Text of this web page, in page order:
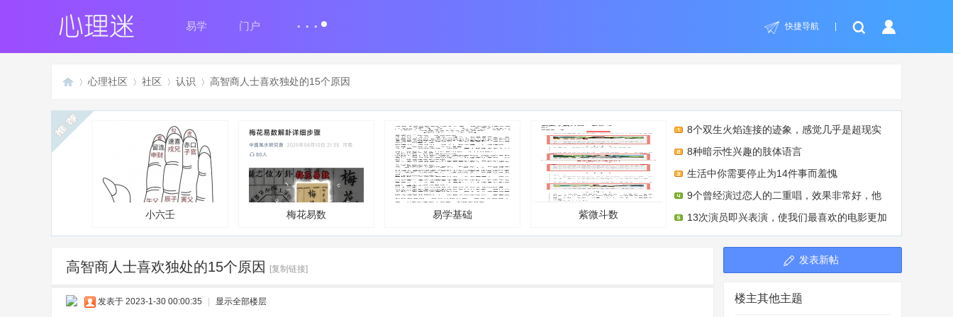
易学 门户 ... 快捷导航
心
心理社区 社区
›
认识
›
高智商人士喜欢独处的15个原因
8个双生火焰连接的迹象，感觉几乎是超现实
8种暗示性兴趣的肢体语言
生活中你需要停止为14件事而羞愧
9个曾经演过恋人的二重唱，效果非常好，他
13次演员即兴表演，使我们最喜欢的电影更加
小六壬 梅花易数 易学基础 紫微斗数
高智商人士喜欢独处的15个原因 [复制链接]
发表于 2023-1-30 00:00:35 显示全部楼层
发表新帖
楼主其他主题